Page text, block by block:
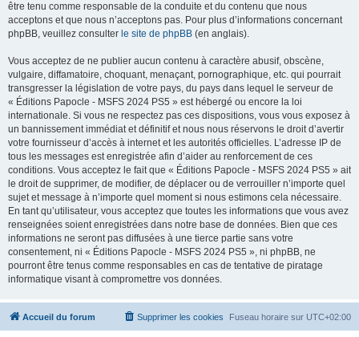
être tenu comme responsable de la conduite et du contenu que nous
acceptons et que nous n’acceptons pas. Pour plus d’informations concernant
phpBB, veuillez consulter le site de phpBB (en anglais).
Vous acceptez de ne publier aucun contenu à caractère abusif, obscène,
vulgaire, diffamatoire, choquant, menaçant, pornographique, etc. qui pourrait
transgresser la législation de votre pays, du pays dans lequel le serveur de
« Éditions Papocle - MSFS 2024 PS5 » est hébergé ou encore la loi
internationale. Si vous ne respectez pas ces dispositions, vous vous exposez à
un bannissement immédiat et définitif et nous nous réservons le droit d’avertir
votre fournisseur d’accès à internet et les autorités officielles. L’adresse IP de
tous les messages est enregistrée afin d’aider au renforcement de ces
conditions. Vous acceptez le fait que « Éditions Papocle - MSFS 2024 PS5 » ait
le droit de supprimer, de modifier, de déplacer ou de verrouiller n’importe quel
sujet et message à n’importe quel moment si nous estimons cela nécessaire.
En tant qu’utilisateur, vous acceptez que toutes les informations que vous avez
renseignées soient enregistrées dans notre base de données. Bien que ces
informations ne seront pas diffusées à une tierce partie sans votre
consentement, ni « Éditions Papocle - MSFS 2024 PS5 », ni phpBB, ne
pourront être tenus comme responsables en cas de tentative de piratage
informatique visant à compromettre vos données.
Accueil du forum Fuseau horaire sur UTC+02:00
Supprimer les cookies